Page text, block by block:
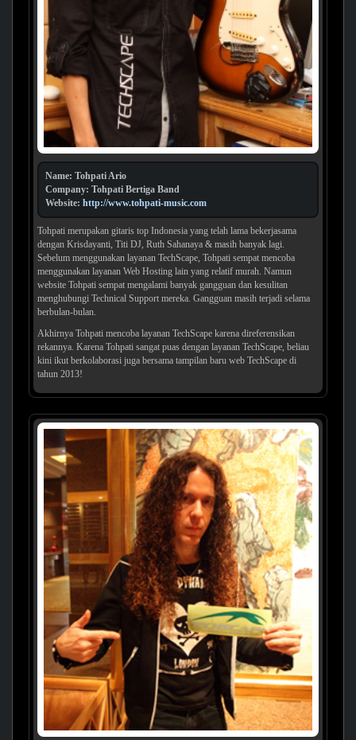
Name: Tohpati Ario
Company: Tohpati Bertiga Band
Website: http://www.tohpati-music.com
Tohpati merupakan gitaris top Indonesia yang telah lama bekerjasama
dengan Krisdayanti, Titi DJ, Ruth Sahanaya & masih banyak lagi.
Sebelum menggunakan layanan TechScape, Tohpati sempat mencoba
menggunakan layanan Web Hosting lain yang relatif murah. Namun
website Tohpati sempat mengalami banyak gangguan dan kesulitan
menghubungi Technical Support mereka. Gangguan masih terjadi selama
berbulan-bulan.
Akhirnya Tohpati mencoba layanan TechScape karena direferensikan
rekannya. Karena Tohpati sangat puas dengan layanan TechScape, beliau
kini ikut berkolaborasi juga bersama tampilan baru web TechScape di
tahun 2013!